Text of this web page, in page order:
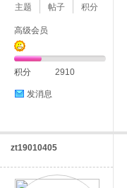
主题
帖子
积分
高级会员
积分 2910
发消息
zt19010405